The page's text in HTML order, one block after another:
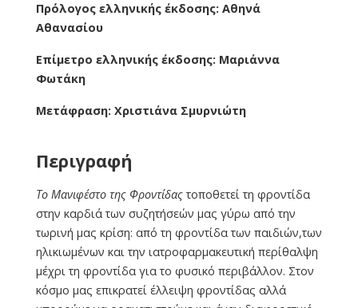
Πρόλογος ελληνικής έκδοσης: Αθηνά
Αθανασίου
Επίμετρο ελληνικής έκδοσης: Μαριάννα
Φωτάκη
Μετάφραση: Χριστιάνα Σμυρνιώτη
Περιγραφή
Το Μανιφέστο της Φροντίδαςτοποθετεί τη φροντίδα
στην καρδιά των συζητήσεών μας γύρω από την
τωρινή μας κρίση: από τη φροντίδα των παιδιών,των
ηλικιωμένων και την ιατροφαρμακευτική περίθαλψη
μέχρι τη φροντίδα για το φυσικό περιβάλλον. Στον
κόσμο μας επικρατεί έλλειψη φροντίδας αλλά